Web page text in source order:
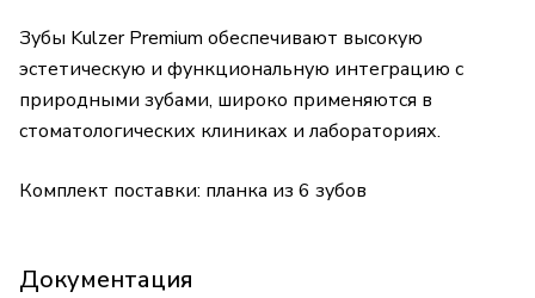
Зубы Kulzer Premium обеспечивают высокую
эстетическую и функциональную интеграцию с
природными зубами, широко применяются в
стоматологических клиниках и лабораториях.
Комплект поставки: планка из 6 зубов
Документация